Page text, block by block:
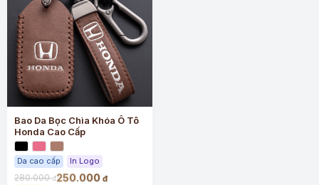
Bao Da Bọc Chìa Khóa Ô Tô
Honda Cao Cấp
Da cao cấp In Logo
280.000đ250.000 đ